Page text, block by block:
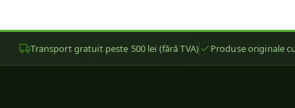
Transport gratuit peste 500 lei (fără TVA) Produse originale